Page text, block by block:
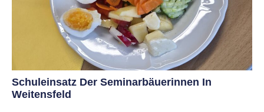
Schuleinsatz Der Seminarbäuerinnen In
Weitensfeld